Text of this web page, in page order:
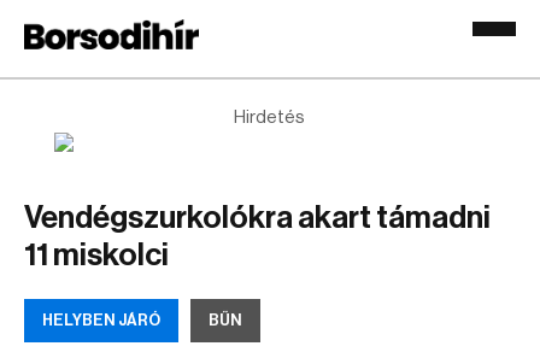
Hirdetés
Vendégszurkolókra akart támadni
11 miskolci
HELYBEN JÁRÓ BŰN